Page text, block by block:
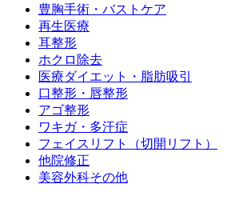
豊胸手術・バストケア
再生医療
耳整形
ホクロ除去
医療ダイエット・脂肪吸引
口整形・唇整形
アゴ整形
ワキガ・多汗症
フェイスリフト（切開リフト）
他院修正
美容外科その他